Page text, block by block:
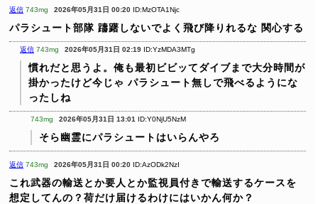
返信 743mg 2026年05月31日 00:20 ID:MzOTA1Njc
パラシュート部隊 躊躇しないでよく飛び降りれるな 関心する
返信 743mg 2026年05月31日 02:19 ID:YzMDA3MTg
慣れだと思うよ。俺も最初ビビッてダイブまで大分時間が
掛かったけど今じゃ パラシュート無しで飛べるようにな
ったしね
743mg 2026年05月31日 13:01 ID:Y0NjU5NzM
そら幽霊にパラシュートはいらんやろ
返信 743mg 2026年05月31日 00:20 ID:AzODk2NzI
これ武器の輸送とか要人とか監視員付きで輸送するケースを
想定してんの？荷だけ届けるわけにはいかん何か？